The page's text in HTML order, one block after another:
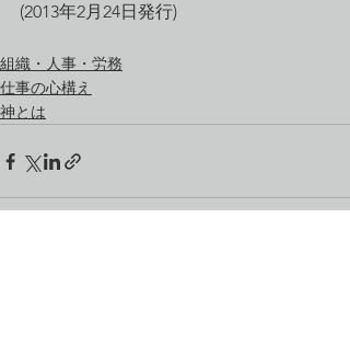
(2013年2月24日発行)
組織・人事・労務
仕事の心構え
神とは